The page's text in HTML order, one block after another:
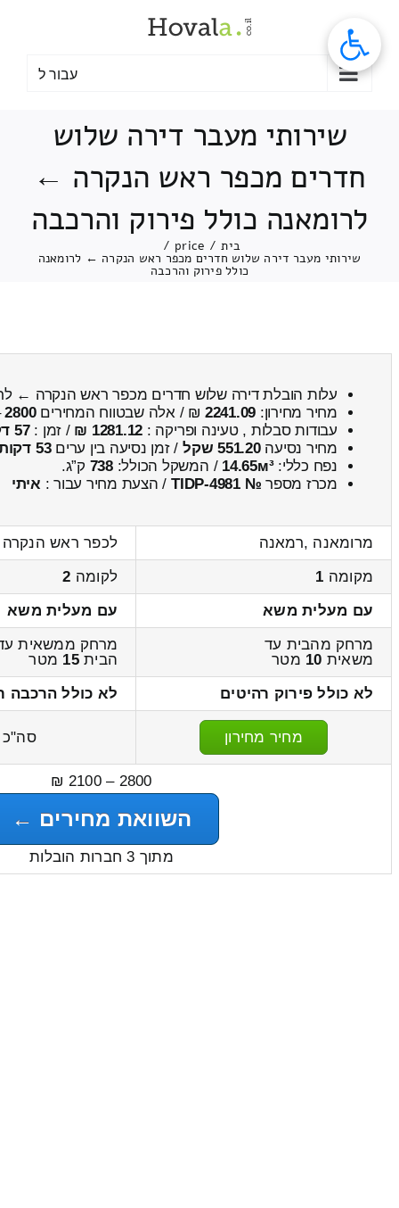
עבור ל
שירותי מעבר דירה שלוש
חדרים מכפר ראש הנקרה ←
לרומאנה כולל פירוק והרכבה
בית /
price
/
שירותי מעבר דירה שלוש חדרים מכפר ראש הנקרה ← לרומאנה
כולל פירוק והרכבה
עלות הובלת דירה שלוש חדרים מכפר ראש הנקרה ←
מחיר מחירון: 2241.09 ₪ / אלה שבטווח המחירים2800
עבודות סבלות , טעינה ופריקה : 1281.12 ₪ / זמן :57 דקות 19 שניות
מחיר נסיעה551.20 שקל / זמן נסיעה בין ערים53 דקות
נפח כללי:14.65м³ / המשקל הכולל:738 ק”ג.
מכרז מספר № TIDP-4981 / הצעת מחיר עבור : איתי
מרומאנה ,רמאנה
לכפר ראש הנקרה
מקומה 1 לקומה 2
עם מעלית משא
עם מעלית משא
מרחק מהבית עד
משאית 10 מטר
מרחק ממשאית
הבית15 מטר
לא כולל פירוק רהיטים
לא כולל הרכבה
מחיר מחירון
2800 – 2100 ₪
השוואת מחירים ←
מתוך 3 חברות הובלות